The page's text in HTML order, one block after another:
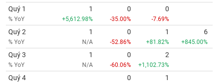
Quý 1
% YoY
1
+5,612.98%
0
-35.00%
0
-7.69%
Quý 2
% YoY
1
N/A
0
-52.86%
1
+81.82%
6
+845.00%
Quý 3
% YoY
1
N/A
0
-60.06%
2
+1,102.73%
Quý 4 0 1